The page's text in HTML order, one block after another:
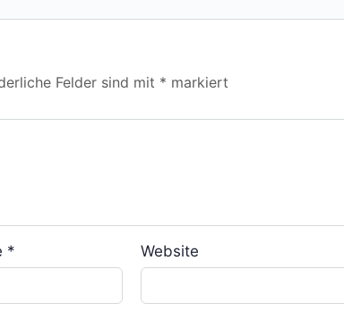
Felder sind mit * markiert
* Website